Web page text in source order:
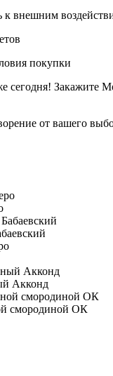
к внешним
покупки
сегодня! Закажите
от вашего
Акконд
смородиной ОК